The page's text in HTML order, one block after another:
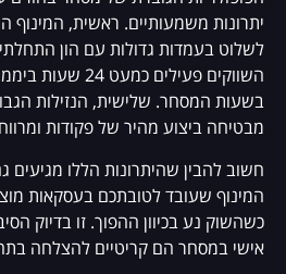
יתרונות משמעותיים. ראשית, המינוף
לשלוט בעמדות גדולות עם הון
השווקים פעילים
בשעות המסחר. שלישית, הנזילות
מבטיחה ביצוע מהיר של פקודות
חשוב להבין שהיתרונות הללו מגיעים
המינוף שעובד לטובתכם בעסקאות
כשהשוק נע בכיוון ההפוך. זו בדיוק
אישי במסחר הם קריטיים להצלחה